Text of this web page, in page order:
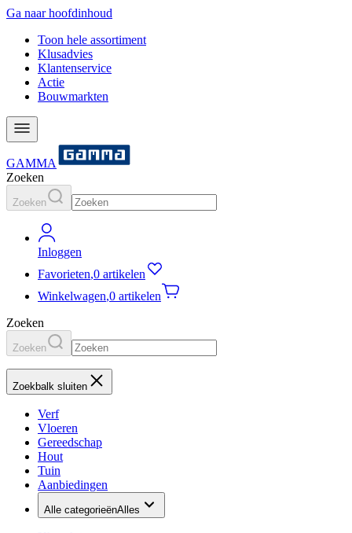
Ga naar hoofdinhoud
Toon hele assortiment
Klusadvies
Klantenservice
Actie
Bouwmarkten
GAMMA
Zoeken
Zoeken
Inloggen
Favorieten,0 artikelen
Winkelwagen,0 artikelen
Zoeken
Zoeken
Zoekbalk sluiten
Verf
Vloeren
Gereedschap
Hout
Tuin
Aanbiedingen
Alle categorieënAlles